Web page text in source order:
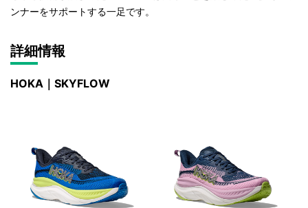
ンナーをサポートする一足です。
詳細情報
HOKA｜SKYFLOW